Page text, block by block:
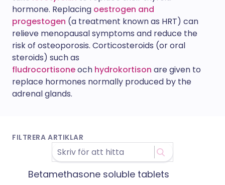
hormone. Replacing oestrogen and
progestogen (a treatment known as HRT) can
relieve menopausal symptoms and reduce the
risk of osteoporosis. Corticosteroids (or oral
steroids) such as
fludrocortisoneoch hydrokortison are given to
replace hormones normally produced by the
adrenal glands.
FILTRERA ARTIKLAR
Betamethasone soluble tablets